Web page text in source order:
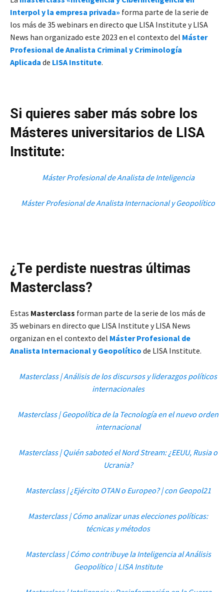
Interpol y la empresa privada» forma parte de la serie de
los más de 35 webinars en directo que LISA Institute y LISA
News han organizado este 2023 en el contexto del Máster
Profesional de Analista Criminal y Criminología
Aplicada de LISA Institute.
Si quieres saber más sobre los
Másteres universitarios de LISA
Institute:
Máster Profesional de Analista de Inteligencia
Máster Profesional de Analista Internacional y Geopolítico
¿Te perdiste nuestras últimas
Masterclass?
Estas Masterclass forman parte de la serie de los más de
35 webinars en directo que LISA Institute y LISA News
organizan en el contexto del Máster Profesional de
Analista Internacional y Geopolítico de LISA Institute.
Masterclass | Análisis de los discursos y liderazgos políticos
internacionales
Masterclass | Geopolítica de la Tecnología en el nuevo orden
internacional
Masterclass | Quién saboteó el Nord Stream: ¿EEUU, Rusia o
Ucrania?
Masterclass | ¿Ejército OTAN o Europeo? | con Geopol21
Masterclass | Cómo analizar unas elecciones políticas:
técnicas y métodos
Masterclass | Cómo contribuye la Inteligencia al Análisis
Geopolítico | LISA Institute